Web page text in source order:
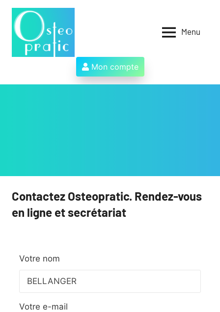
Aller
contenu
des
ostéopathes
et
Menu
Mon compte
Contactez Osteopratic. Rendez-vous
en ligne et secrétariat
Votre nom
Votre e-mail